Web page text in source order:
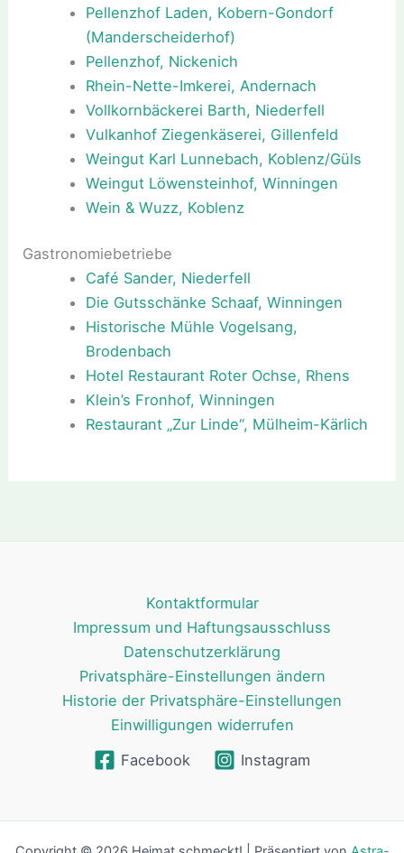
Pellenzhof Laden, Kobern-Gondorf
(Manderscheiderhof)
Pellenzhof, Nickenich
Rhein-Nette-Imkerei, Andernach
Vollkornbäckerei Barth, Niederfell
Vulkanhof Ziegenkäserei, Gillenfeld
Weingut Karl Lunnebach, Koblenz/Güls
Weingut Löwensteinhof, Winningen
Wein & Wuzz, Koblenz
Gastronomiebetriebe
Café Sander, Niederfell
Die Gutsschänke Schaaf, Winningen
Historische Mühle Vogelsang,
Brodenbach
Hotel Restaurant Roter Ochse, Rhens
Klein’s Fronhof, Winningen
Restaurant „Zur Linde“, Mülheim-Kärlich
Kontaktformular
Impressum und Haftungsausschluss
Datenschutzerklärung
Privatsphäre-Einstellungen ändern
Historie der Privatsphäre-Einstellungen
Einwilligungen widerrufen
Facebook
Instagram